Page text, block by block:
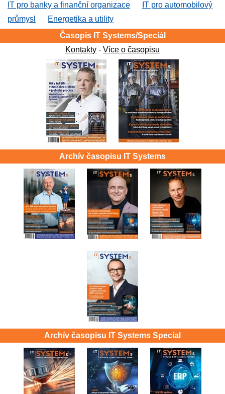
IT pro banky a finanční organizace
IT pro automobilový
průmysl
Energetika a utility
Časopis IT Systems/Speciál
Kontakty - Více o časopisu
Archív časopisu IT Systems
Archív časopisu IT Systems Special